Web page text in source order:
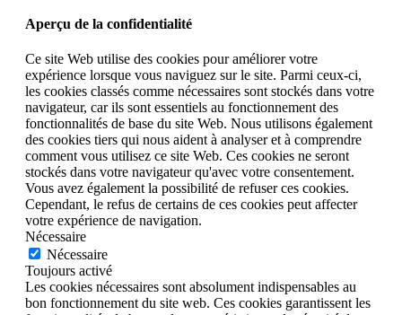
Aperçu de la confidentialité
Ce site Web utilise des cookies pour améliorer votre
expérience lorsque vous naviguez sur le site. Parmi ceux-ci,
les cookies classés comme nécessaires sont stockés dans votre
navigateur, car ils sont essentiels au fonctionnement des
fonctionnalités de base du site Web. Nous utilisons également
des cookies tiers qui nous aident à analyser et à comprendre
comment vous utilisez ce site Web. Ces cookies ne seront
stockés dans votre navigateur qu'avec votre consentement.
Vous avez également la possibilité de refuser ces cookies.
Cependant, le refus de certains de ces cookies peut affecter
votre expérience de navigation.
Nécessaire
Nécessaire
Toujours activé
Les cookies nécessaires sont absolument indispensables au
bon fonctionnement du site web. Ces cookies garantissent les